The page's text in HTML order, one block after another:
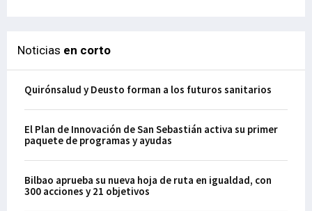
Noticias en corto
Quirónsalud y Deusto forman a los futuros sanitarios
El Plan de Innovación de San Sebastián activa su primer
paquete de programas y ayudas
Bilbao aprueba su nueva hoja de ruta en igualdad, con
300 acciones y 21 objetivos